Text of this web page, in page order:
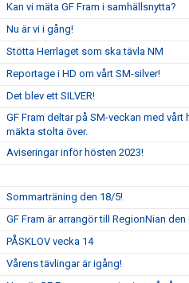
Kan vi mäta GF Fram i samhällsnytta?
Nu är vi i gång!
Stötta Herrlaget som ska tävla NM
Reportage i HD om vårt SM-silver!
Det blev ett SILVER!
GF Fram deltar på SM-veckan med vårt
mäkta stolta över.
Aviseringar inför hösten 2023!
Sommarträning den 18/5!
GF Fram är arrangör till RegionNian den
PÅSKLOV vecka 14
Vårens tävlingar är igång!